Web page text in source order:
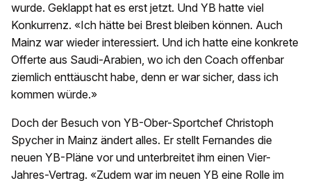
wurde. Geklappt hat es erst jetzt. Und YB hatte viel
Konkurrenz. «Ich hätte bei Brest bleiben können. Auch
Mainz war wieder interessiert. Und ich hatte eine konkrete
Offerte aus Saudi-Arabien, wo ich den Coach offenbar
ziemlich enttäuscht habe, denn er war sicher, dass ich
kommen würde.»
Doch der Besuch von YB-Ober-Sportchef Christoph
Spycher in Mainz ändert alles. Er stellt Fernandes die
neuen YB-Pläne vor und unterbreitet ihm einen Vier-
Jahres-Vertrag. «Zudem war im neuen YB eine Rolle im